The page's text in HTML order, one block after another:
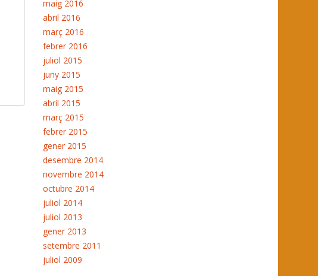
maig 2016
abril 2016
març 2016
febrer 2016
juliol 2015
juny 2015
maig 2015
abril 2015
març 2015
febrer 2015
gener 2015
desembre 2014
novembre 2014
octubre 2014
juliol 2014
juliol 2013
gener 2013
setembre 2011
juliol 2009